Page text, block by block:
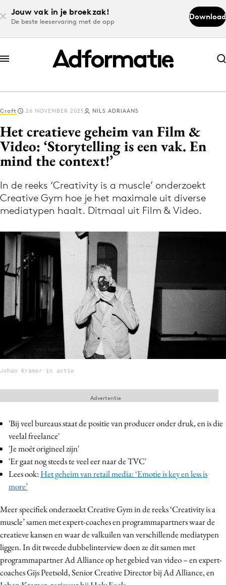
Jouw vak in je broekzak!
De beste leeservaring met de app
Download
Abonneer nu
Abonneer nu
Log in
Download de app
Volg het laatste nieuws via de Adformatie
Nieuws app
Menu
Home
9 sept: GenAI-training
12 nov: MarketingLive!
Events
Topics
Artificial Intelligence
Bureaus
Campagnes
Carriere
Contentmarketing
Craft
Customer Experience
Data & Insights
Design
Craft 26 NOVEMBER 2025 NILS ADRIAANS
Het creatieve geheim van Film &
Video: ‘Storytelling is een vak. En
mind the context!’
In de reeks ‘Creativity is a muscle’ onderzoekt
Creative Gym hoe je het maximale uit diverse
mediatypen haalt. Ditmaal uit Film & Video.
Johan Kramer in actie
'Bij veel bureaus staat de positie van producer onder druk, en is die
veelal freelance'
'Je moét origineel zijn'
'Er gaat nog steeds te veel eer naar de TVC'
Lees ook:Het geheim van retail media: ‘Emotie is key en less is
more’
Meer specifiek onderzoekt Creative Gym in de reeks ‘Creativity is a
muscle’ samen met expert-coaches en programmapartners waar de
creatieve kansen en waar de valkuilen van verschillende mediatypen
liggen. In dit tweede dubbelinterview doen ze dit samen met
programmapartner Ad Alliance op het gebied van video – en expert-
coaches Gijs Peetsold, Senior Creative Director bij Ad Alliance, en
Advertentie